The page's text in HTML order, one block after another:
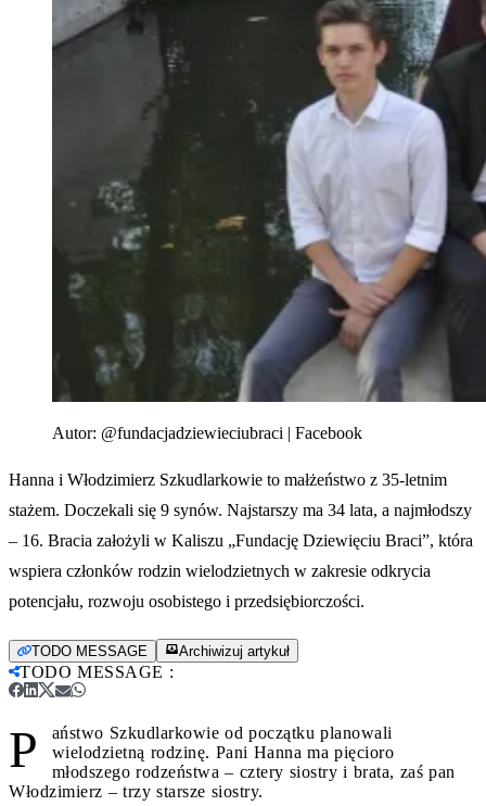
Autor: @fundacjadziewieciubraci | Facebook
Hanna i Włodzimierz Szkudlarkowie to małżeństwo z 35-letnim
stażem. Doczekali się 9 synów. Najstarszy ma 34 lata, a najmłodszy
– 16. Bracia założyli w Kaliszu „Fundację Dziewięciu Braci”, która
wspiera członków rodzin wielodzietnych w zakresie odkrycia
potencjału, rozwoju osobistego i przedsiębiorczości.
TODO MESSAGE Archiwizuj artykuł
TODO MESSAGE :
P
aństwo Szkudlarkowie od początku planowali
wielodzietną rodzinę. Pani Hanna ma pięcioro
młodszego rodzeństwa – cztery siostry i brata, zaś pan
Włodzimierz – trzy starsze siostry.